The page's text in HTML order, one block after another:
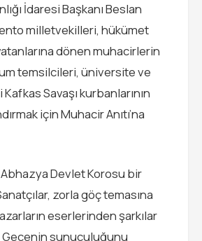
İdaresi Başkanı Beslan
milletvekilleri, hükümet
dönen muhacirlerin
temsilcileri, üniversite ve
Savaşı kurbanlarının
için Muhacir Anıtı’na
Abhazya Devlet Korosu bir
zorla göç temasına
eserlerinden şarkılar
sunuculuğunu